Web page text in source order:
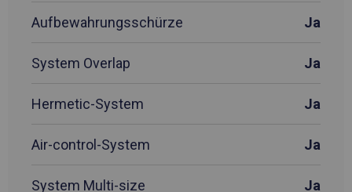
Aufbewahrungsschürze Ja
System Overlap Ja
Hermetic-System Ja
Air-control-System Ja
System Multi-size Ja